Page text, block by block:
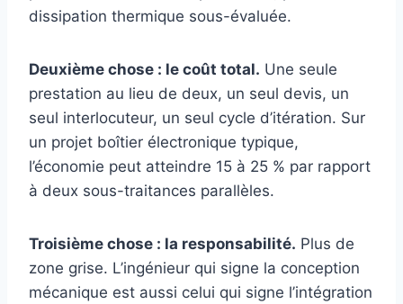
dissipation thermique sous-évaluée.
Deuxième chose : le coût total. Une seule
prestation au lieu de deux, un seul devis, un
seul interlocuteur, un seul cycle d’itération. Sur
un projet boîtier électronique typique,
l’économie peut atteindre 15 à 25 % par rapport
à deux sous-traitances parallèles.
Troisième chose : la responsabilité. Plus de
zone grise. L’ingénieur qui signe la conception
mécanique est aussi celui qui signe l’intégration